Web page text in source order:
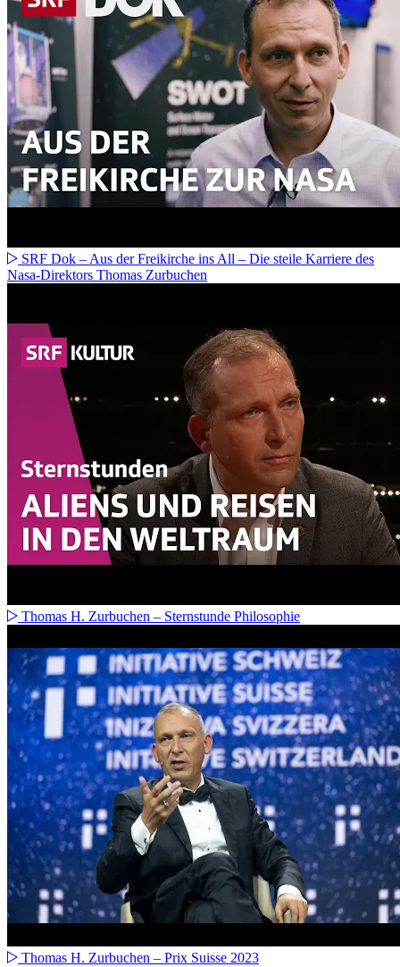
SRF Dok – Aus der Freikirche ins All – Die steile Karriere des
Nasa-Direktors Thomas Zurbuchen
Thomas H. Zurbuchen – Sternstunde Philosophie
Thomas H. Zurbuchen – Prix Suisse 2023